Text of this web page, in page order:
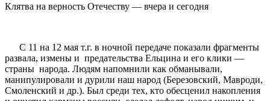
Клятва на верность Отечеству — вчера и сегодня
С 11 на 12 мая т.г. в ночной передаче показали фрагменты
развала, измены и предательства Ельцина и его клики —
страны народа. Людям напомнили как обманывали,
манипулировали и дурили наш народ (Березовский, Мавроди,
Смоленский и др.). Был среди тех, кто обесценил накопления